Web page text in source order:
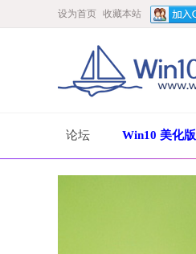
设为首页 收藏本站
论坛 Win10 美化版